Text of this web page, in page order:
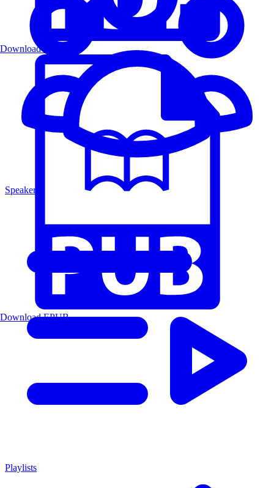
Speakers
Playlists
Download PDF
Download EPUB